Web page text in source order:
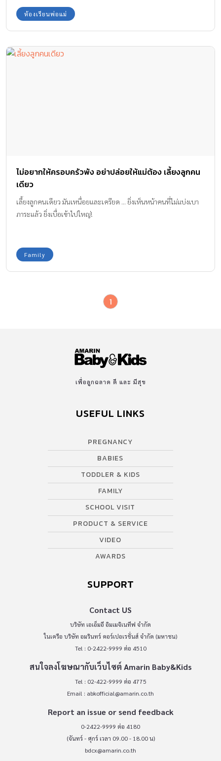
ห้องเรียนพ่อแม่
ไม่อยากให้ครอบครัวพัง อย่าปล่อยให้แม่ต้อง เลี้ยงลูกคน
เดียว
เลี้ยงลูกคนเดียว มันเหนื่อยและเครียด ... ยิ่งเห็นหน้าคนที่ไม่แบ่งเบา
ภาระแล้ว ยิ่งเบื่อเข้าไปใหญ่!
Family
1
เพื่อลูกฉลาด ดี และ มีสุข
USEFUL LINKS
PREGNANCY
BABIES
TODDLER & KIDS
FAMILY
SCHOOL VISIT
PRODUCT & SERVICE
VIDEO
AWARDS
SUPPORT
Contact US
บริษัท เอเอ็มอี อิมเมจิเนทีฟ จำกัด
ในเครือ บริษัท อมรินทร์ คอร์เปอเรชั่นส์ จำกัด (มหาชน)
Tel : 0-2422-9999 ต่อ 4510
สนใจลงโฆษณากับเว็บไซต์ Amarin Baby&Kids
Tel : 02-422-9999 ต่อ 4775
Email : abkofficial@amarin.co.th
Report an issue or send feedback
0-2422-9999 ต่อ 4180
(จันทร์ - ศุกร์ เวลา 09.00 - 18.00 น)
bdcx@amarin.co.th